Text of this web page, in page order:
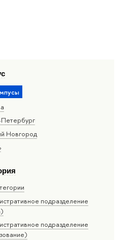
Петербург
Новгород
подразделение
подразделение